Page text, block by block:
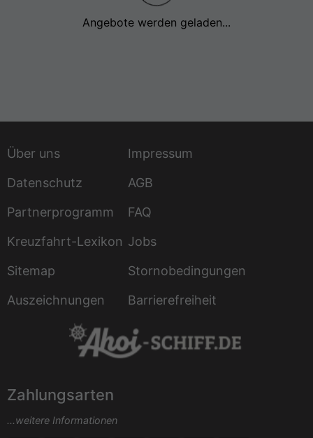
Angebote werden geladen...
Über uns
Impressum
Datenschutz
AGB
Partnerprogramm
FAQ
Kreuzfahrt-Lexikon Jobs
Sitemap
Stornobedingungen
Auszeichnungen
Barrierefreiheit
Zahlungsarten
...weitere Informationen